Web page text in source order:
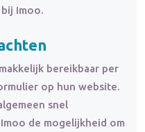
Imoo.
bereikbaar per
op hun website.
snel
de mogelijkheid om